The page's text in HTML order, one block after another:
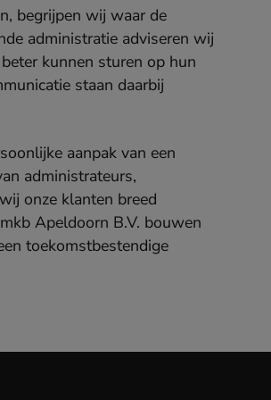
begrijpen wij waar de
administratie adviseren wij
kunnen sturen op hun
staan daarbij
aanpak van een
administrateurs,
onze klanten breed
Apeldoorn B.V. bouwen
toekomstbestendige